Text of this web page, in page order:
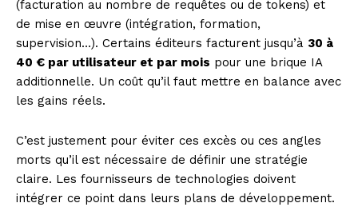
(facturation au nombre de requêtes ou de tokens) et
de mise en œuvre (intégration, formation,
supervision…). Certains éditeurs facturent jusqu’à 30 à
40 € par utilisateur et par mois pour une brique IA
additionnelle. Un coût qu’il faut mettre en balance avec
les gains réels.
C’est justement pour éviter ces excès ou ces angles
morts qu’il est nécessaire de définir une stratégie
claire. Les fournisseurs de technologies doivent
intégrer ce point dans leurs plans de développement.